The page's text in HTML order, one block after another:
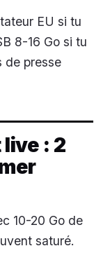
EU si tu
8-16 Go si tu
de presse
: 2
10-20 Go de
saturé.